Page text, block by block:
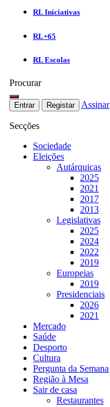
RL Iniciativas
RL+65
RL Escolas
Procurar
Entrar Registar Assinar
Secções
Sociedade
Eleições
Autárquicas
2025
2021
2017
2013
Legislativas
2025
2024
2022
2019
Europeias
2019
Presidenciais
2026
2021
Mercado
Saúde
Desporto
Cultura
Pergunta da Semana
Região à Mesa
Sair de casa
Restaurantes